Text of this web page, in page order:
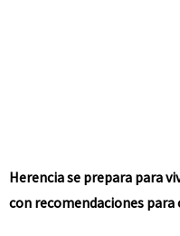
Herencia se prepara para
con recomendaciones